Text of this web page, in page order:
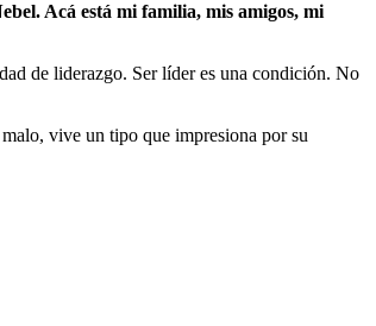
Acá está mi familia, mis amigos, mi
de liderazgo. Ser líder es una condición. No
vive un tipo que impresiona por su